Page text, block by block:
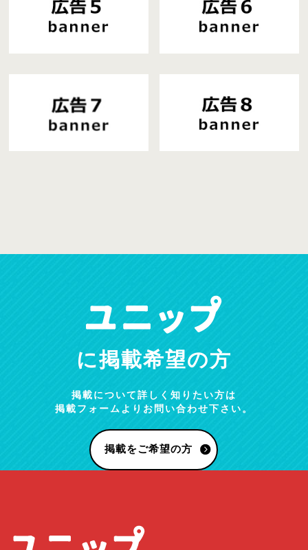
に掲載希望の方
掲載について詳しく知りたい方は
掲載フォームよりお問い合わせ下さい。
掲載をご希望の方